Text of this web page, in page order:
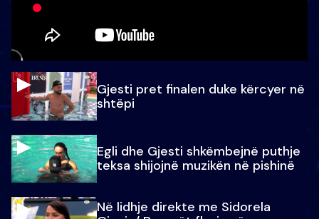
Gjesti pret finalen duke kërcyer në
shtëpi
Egli dhe Gjesti shkëmbejnë puthje
teksa shijojnë muzikën në pishinë
Në lidhje direkte me Sidorela